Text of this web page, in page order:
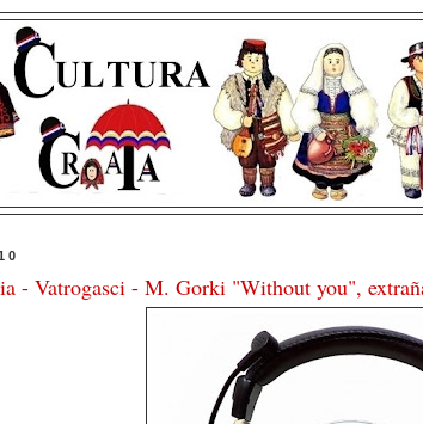
- Vatrogasci - M. Gorki "Without you",